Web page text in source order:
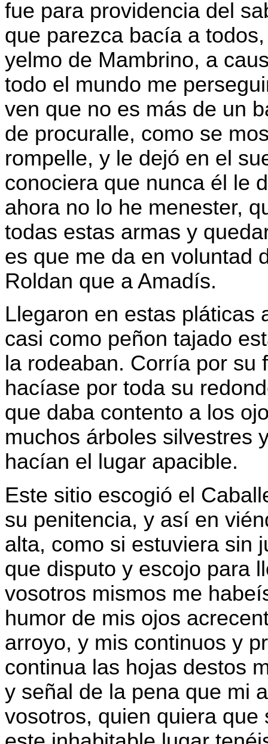
fue para providencia del
que parezca bacía a
yelmo de Mambrino, a
todo el mundo me
ven que no es más de un
de procuralle, como se
rompelle, y le dejó en el
conociera que nunca él le
ahora no lo he menester,
todas estas armas y
es que me da en voluntad
Roldan que a Amadís.
Llegaron en estas pláticas
casi como peñon tajado
la rodeaban. Corría por
hacíase por toda su
que daba contento a los
muchos árboles silvestres
hacían el lugar apacible.
Este sitio escogió el
su penitencia, y así en
alta, como si estuviera sin
que disputo y escojo para
vosotros mismos me
humor de mis ojos
arroyo, y mis continuos y
continua las hojas destos
y señal de la pena que mi
vosotros, quien quiera